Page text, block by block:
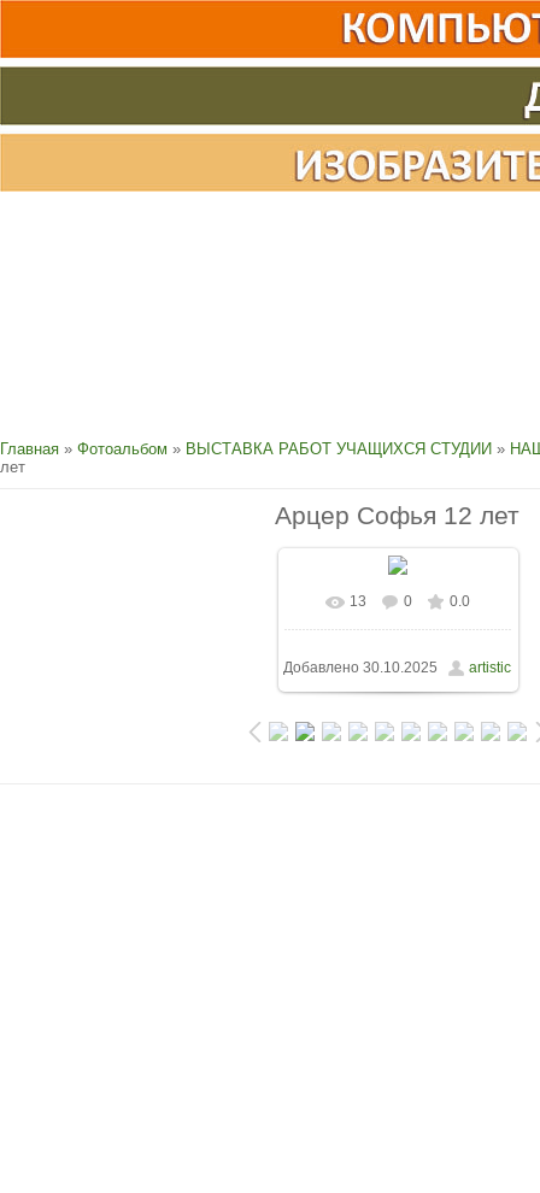
Главная » Фотоальбом » ВЫСТАВКА РАБОТ УЧАЩИХСЯ СТУДИИ »
лет
Арцер Софья 12 лет
13 0 0.0
Добавлено 30.10.2025 artistic